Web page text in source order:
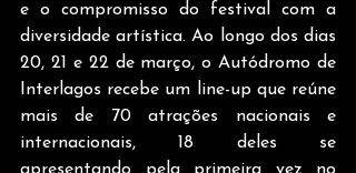
e o compromisso do festival com a
diversidade artística. Ao longo dos dias
20, 21 e 22 de março, o Autódromo de
Interlagos recebe um line-up que reúne
mais de 70 atrações nacionais e
internacionais, 18 deles se